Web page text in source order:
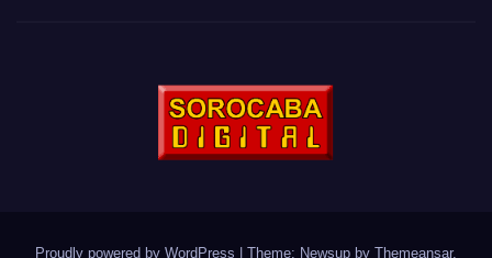
Proudly powered by WordPress Theme: Newsup by Themeansar.